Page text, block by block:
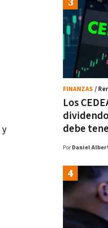
y
Los
debe
FINANZAS /
Por Daniel